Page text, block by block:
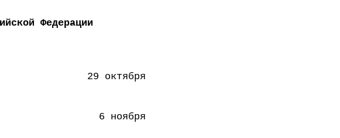
Федерации
29 октября
6 ноября